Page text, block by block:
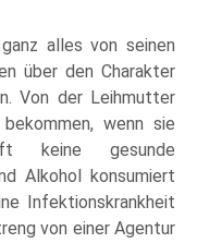
alles von seinen
über den Charakter
Von der Leihmutter
wenn sie
keine gesunde
Alkohol konsumiert
Infektionskrankheit
von einer Agentur